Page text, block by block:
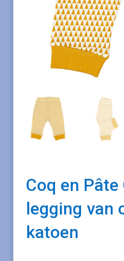
Coq en
legging van
katoen